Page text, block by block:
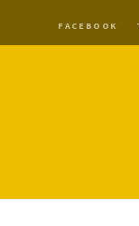
FACEBOOK